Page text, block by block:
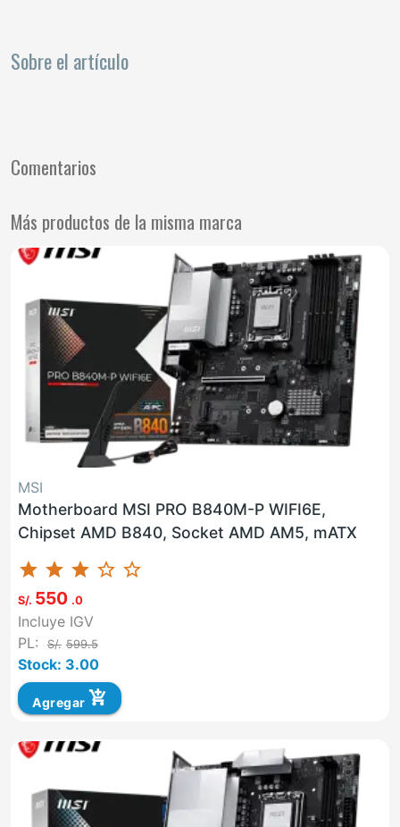
Sobre el artículo
Comentarios
Más productos de la misma marca
MSI
Motherboard MSI PRO B840M-P WIFI6E,
Chipset AMD B840, Socket AMD AM5, mATX
star star star star_border star_border
S/. 550 .0
Incluye IGV
PL:
S/. 599.5
Stock: 3.00
Agregar add_shopping_cart